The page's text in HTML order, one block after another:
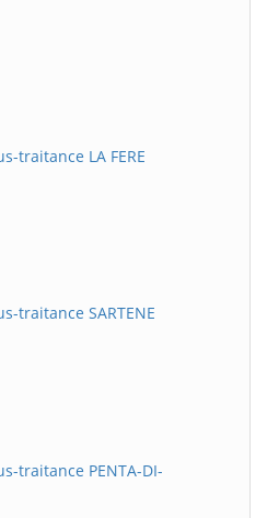
traitance LA FERE
traitance SARTENE
traitance PENTA-DI-